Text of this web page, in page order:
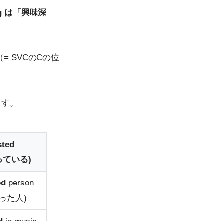
は「興味深
= SVCのCの位
。
ている)
person
た人)